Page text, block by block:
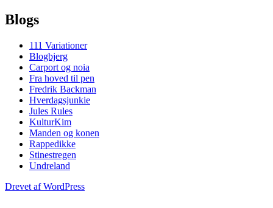
Blogs
111 Variationer
Blogbjerg
Carport og noia
Fra hoved til pen
Fredrik Backman
Hverdagsjunkie
Jules Rules
KulturKim
Manden og konen
Rappedikke
Stinestregen
Undreland
Drevet af WordPress